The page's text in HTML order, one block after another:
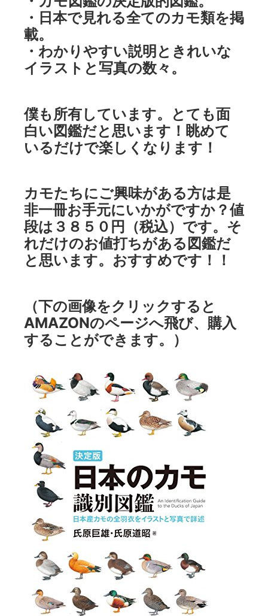
・日本で見れる全てのカモ類を掲
載。
・わかりやすい説明ときれいな
イラストと写真の数々。
僕も所有しています。とても面
白い図鑑だと思います！眺めて
いるだけで楽しくなります！
カモたちにご興味がある方は是
非一冊お手元にいかがですか？値
段は３８５０円（税込）です。そ
れだけのお値打ちがある図鑑だ
と思います。おすすめです！！
（下の画像をクリックすると
AMAZONのページへ飛び、購入
することができます。）